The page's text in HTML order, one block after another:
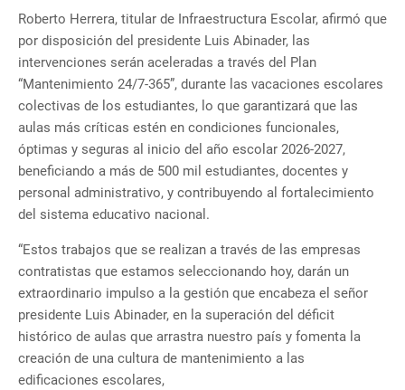
Roberto Herrera, titular de Infraestructura Escolar, afirmó que
por disposición del presidente Luis Abinader, las
intervenciones serán aceleradas a través del Plan
“Mantenimiento 24/7-365”, durante las vacaciones escolares
colectivas de los estudiantes, lo que garantizará que las
aulas más críticas estén en condiciones funcionales,
óptimas y seguras al inicio del año escolar 2026-2027,
beneficiando a más de 500 mil estudiantes, docentes y
personal administrativo, y contribuyendo al fortalecimiento
del sistema educativo nacional.
“Estos trabajos que se realizan a través de las empresas
contratistas que estamos seleccionando hoy, darán un
extraordinario impulso a la gestión que encabeza el señor
presidente Luis Abinader, en la superación del déficit
histórico de aulas que arrastra nuestro país y fomenta la
creación de una cultura de mantenimiento a las
edificaciones escolares,